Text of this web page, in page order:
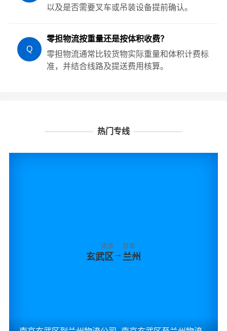
以及是否需要叉车或吊装设备提前确认。
Q
零担物流按重量还是按体积收费？
零担物流通常比较货物实际重量和体积计费标
准，并结合线路及提送费用核算。
热门专线
南京
玄武区→
甘肃
兰州